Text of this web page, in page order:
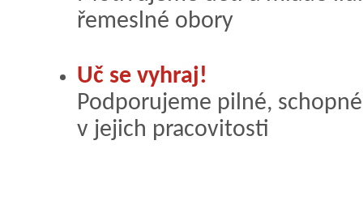
řemeslné obory
Uč se vyhraj!
Podporujeme pilné,
v jejich pracovitosti